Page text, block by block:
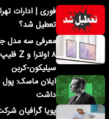
تعطیل شد؟
سیلیکون-کربن
داشت
پویا گرافیان